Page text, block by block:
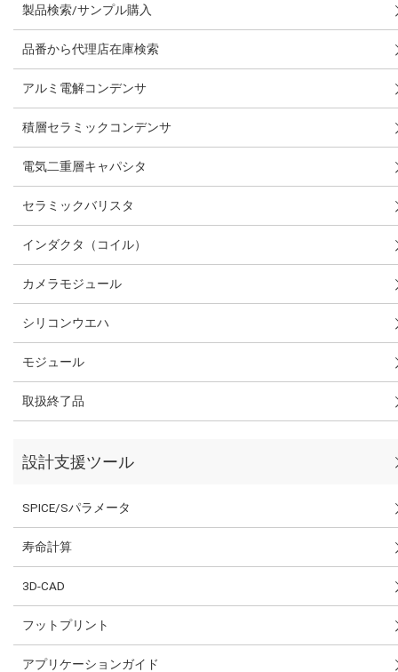
製品検索/サンプル購入
品番から代理店在庫検索
アルミ電解コンデンサ
積層セラミックコンデンサ
電気二重層キャパシタ
セラミックバリスタ
インダクタ（コイル）
カメラモジュール
シリコンウエハ
モジュール
取扱終了品
設計支援ツール
SPICE/Sパラメータ
寿命計算
3D-CAD
フットプリント
アプリケーションガイド